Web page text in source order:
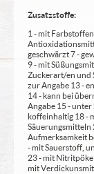
Zusatzstoffe:
1 - mit
geschwärzt 7 -
9 - mit
Zuckerart/en und
zur Angabe 13 -
14 - kann bei
Angabe 15 -
koffeinhaltig 18 -
Säuerungsmitteln
Aufmerksamkeit
- mit Sauerstoff,
23 - mit
mit